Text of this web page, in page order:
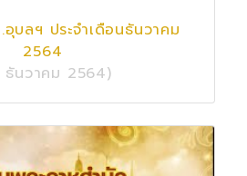
บลฯ ประจำเดือนธันวาคม
2564
ธันวาคม 2564)